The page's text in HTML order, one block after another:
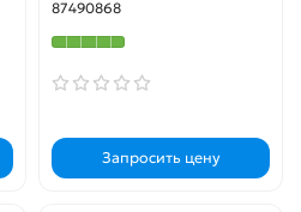
87490868
Запросить цену